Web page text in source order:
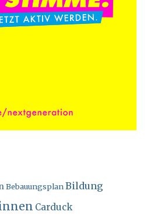
BebauungsplanBildung
Carduck